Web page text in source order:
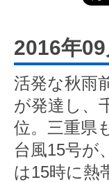
2016年
活発な秋雨
が発達し、
位。三重県
台風15号が
は15時に熱